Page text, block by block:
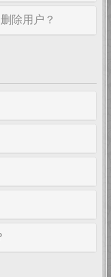
除用户？